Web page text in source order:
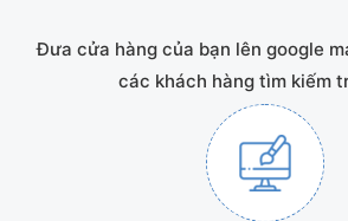
Đưa cửa hàng của bạn lên google
các khách hàng tìm kiếm